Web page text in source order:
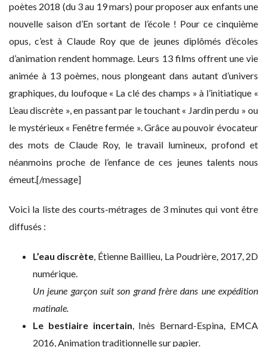
poètes 2018 (du 3 au 19 mars) pour proposer aux enfants une
nouvelle saison d’En sortant de l’école ! Pour ce cinquième
opus, c’est à Claude Roy que de jeunes diplômés d’écoles
d’animation rendent hommage. Leurs 13 films offrent une vie
animée à 13 poèmes, nous plongeant dans autant d’univers
graphiques, du loufoque « La clé des champs » à l’initiatique «
L’eau discrète », en passant par le touchant « Jardin perdu » ou
le mystérieux « Fenêtre fermée ». Grâce au pouvoir évocateur
des mots de Claude Roy, le travail lumineux, profond et
néanmoins proche de l’enfance de ces jeunes talents nous
émeut.[/message]
Voici la liste des courts-métrages de 3 minutes qui vont être
diffusés :
L’eau discrète, Étienne Baillieu, La Poudrière, 2017, 2D
numérique.
Un jeune garçon suit son grand frère dans une expédition
matinale.
Le bestiaire incertain, Inès Bernard-Espina, EMCA
2016, Animation traditionnelle sur papier.